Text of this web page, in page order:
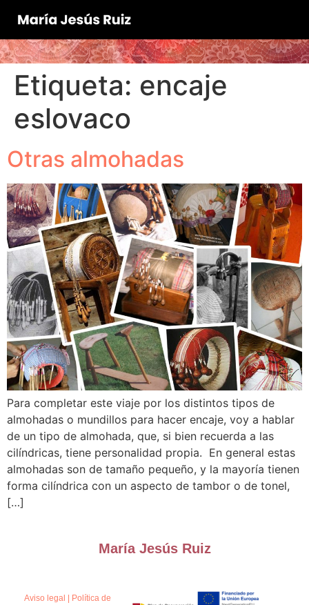
Etiqueta: encaje
eslovaco
Otras almohadas
Para completar este viaje por los distintos tipos de
almohadas o mundillos para hacer encaje, voy a hablar
de un tipo de almohada, que, si bien recuerda a las
cilíndricas, tiene personalidad propia. En general estas
almohadas son de tamaño pequeño, y la mayoría tienen
forma cilíndrica con un aspecto de tambor o de tonel,
[…]
María Jesús Ruiz
Aviso legal
Política de